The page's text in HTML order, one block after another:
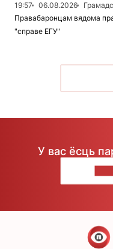
19:57
06.08.2026
Правабаронцам вядома
"справе ЕГУ"
У вас ёсць